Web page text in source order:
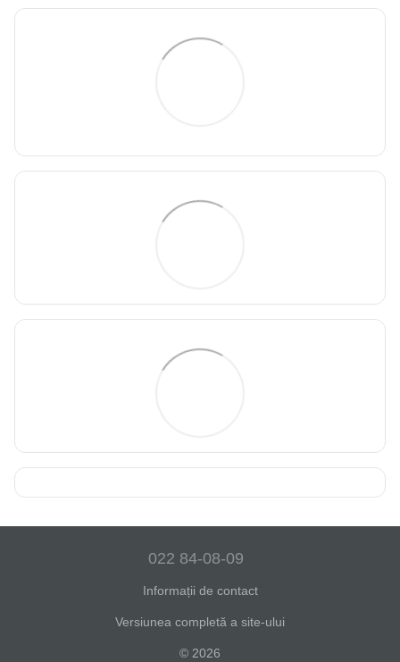
022 84-08-09
Informații de contact
Versiunea completă a site-ului
© 2026